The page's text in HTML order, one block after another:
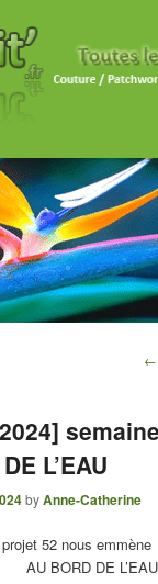
←
L’EAU
byAnne-Catherine
52 nous emmène
AU BORD DE